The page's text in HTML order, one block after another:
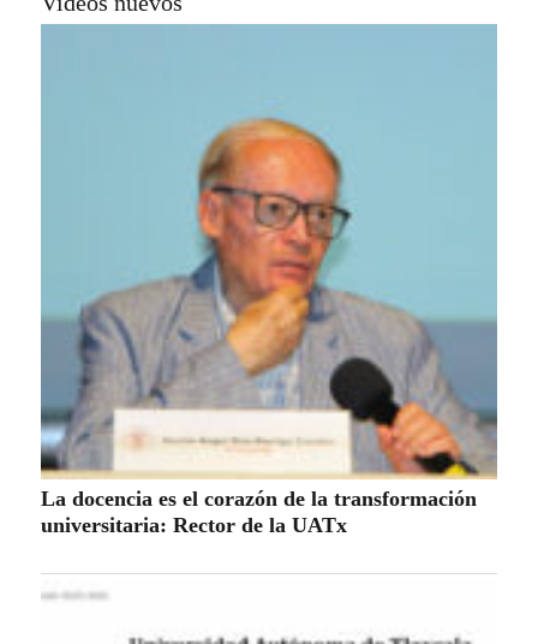
La docencia es el corazón de la transformación
universitaria: Rector de la UATx